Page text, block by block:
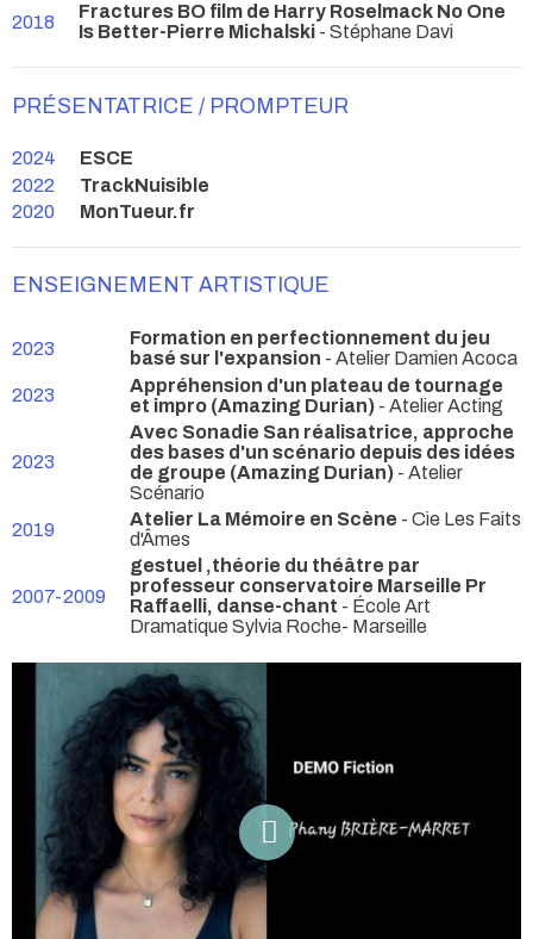
2018
Fractures BO film de Harry Roselmack No One
Is Better-Pierre Michalski - Stéphane Davi
PRÉSENTATRICE / PROMPTEUR
2024
ESCE
2022
TrackNuisible
2020
MonTueur.fr
ENSEIGNEMENT ARTISTIQUE
2023
Formation en perfectionnement du jeu
basé sur l'expansion - Atelier Damien Acoca
2023
Appréhension d'un plateau de tournage
et impro (Amazing Durian) - Atelier Acting
2023
Avec Sonadie San réalisatrice, approche
des bases d'un scénario depuis des idées
de groupe (Amazing Durian) - Atelier
Scénario
2019
Atelier La Mémoire en Scène - Cie Les Faits
d'Âmes
2007-2009
gestuel ,théorie du théâtre par
professeur conservatoire Marseille Pr
Raffaelli, danse-chant - École Art
Dramatique Sylvia Roche- Marseille